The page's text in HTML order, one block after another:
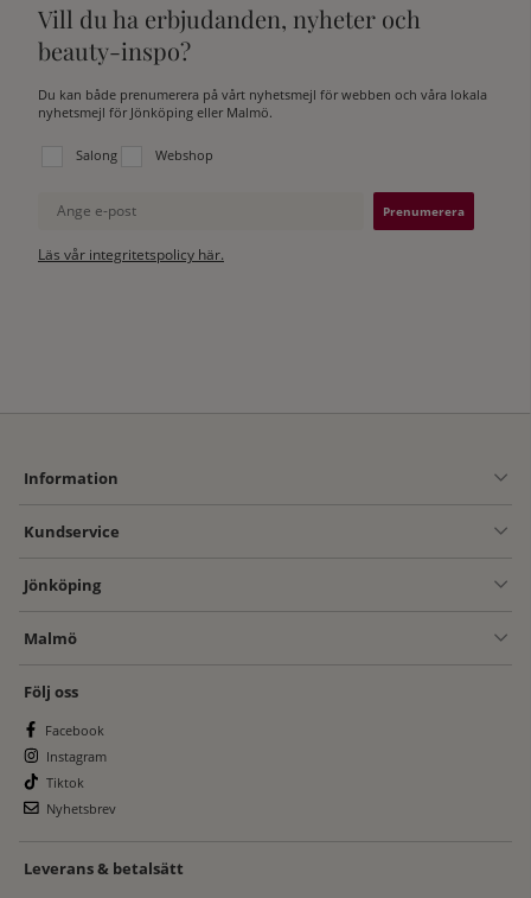
Vill du ha erbjudanden, nyheter och
beauty-inspo?
Du kan både prenumerera på vårt nyhetsmejl för webben och våra lokala
nyhetsmejl för Jönköping eller Malmö.
Välj vilken lista du vill prenumerera på:
Salong Webshop
Ange e-post
Läs vår integritetspolicy här.
Information
Kundservice
Jönköping
Malmö
Följ oss
Facebook
Instagram
Tiktok
Nyhetsbrev
Leverans & betalsätt